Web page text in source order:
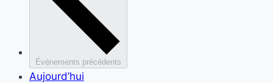
Évènements précédents
Aujourd’hui